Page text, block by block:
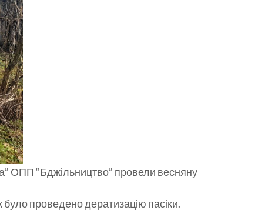
ОПП “Бджільництво” провели весняну
було проведено дератизацію пасіки.